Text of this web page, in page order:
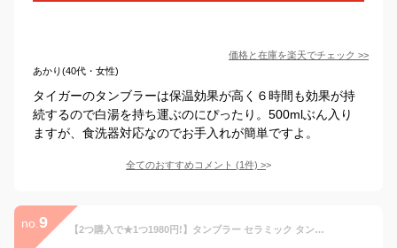
価格と在庫を楽天でチェック >>
あかり(40代・女性)
タイガーのタンブラーは保温効果が高く６時間も効果が持
続するので白湯を持ち運ぶのにぴったり。500mlぶん入り
ますが、食洗器対応なのでお手入れが簡単ですよ。
全てのおすすめコメント (1件) >
no. 9 【2つ購入で★1つ1980円!】タンブラー セラミック タンブラー ストロー付き セラミックタンブラー 蓋付き 500ml 大容量 ストロー 保冷 水筒 こぼれない 保温 持ち運び ホルダー セラミックコーティング 漏れない 真空断熱 食洗機対応 軽量設計 通勤 オフィス アウトドア 3WAY